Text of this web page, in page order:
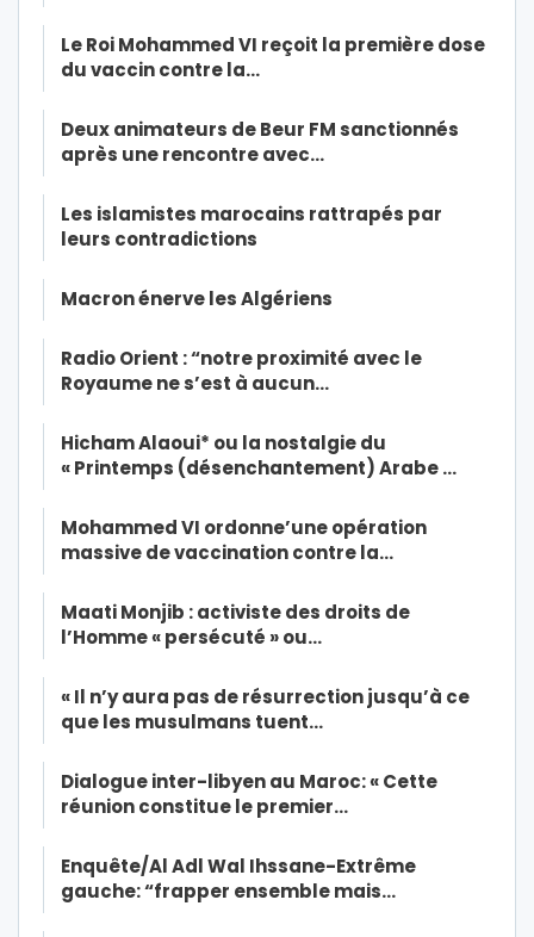
Le Roi Mohammed VI reçoit la première dose
du vaccin contre la…
Deux animateurs de Beur FM sanctionnés
après une rencontre avec…
Les islamistes marocains rattrapés par
leurs contradictions
Macron énerve les Algériens
Radio Orient : “notre proximité avec le
Royaume ne s’est à aucun…
Hicham Alaoui* ou la nostalgie du
« Printemps (désenchantement) Arabe …
Mohammed VI ordonne’une opération
massive de vaccination contre la…
Maati Monjib : activiste des droits de
l’Homme « persécuté » ou…
« Il n’y aura pas de résurrection jusqu’à ce
que les musulmans tuent…
Dialogue inter-libyen au Maroc: « Cette
réunion constitue le premier…
Enquête/Al Adl Wal Ihssane-Extrême
gauche: “frapper ensemble mais…